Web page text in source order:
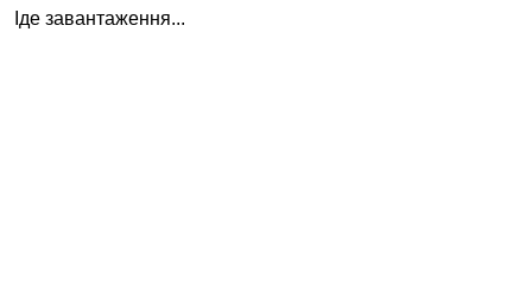
Іде завантаження...